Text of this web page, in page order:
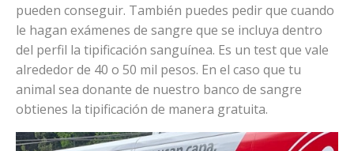
pueden conseguir. También puedes pedir que cuando
le hagan exámenes de sangre que se incluya dentro
del perfil la tipificación sanguínea. Es un test que vale
alrededor de 40 o 50 mil pesos. En el caso que tu
animal sea donante de nuestro banco de sangre
obtienes la tipificación de manera gratuita.